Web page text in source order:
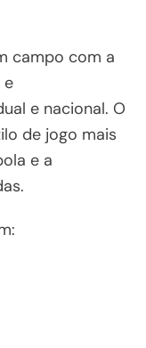
campo com a
e
e nacional. O
de jogo mais
e a